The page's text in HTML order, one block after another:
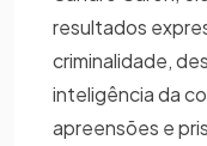
resultados
criminalidade,
inteligência da
apreensões e